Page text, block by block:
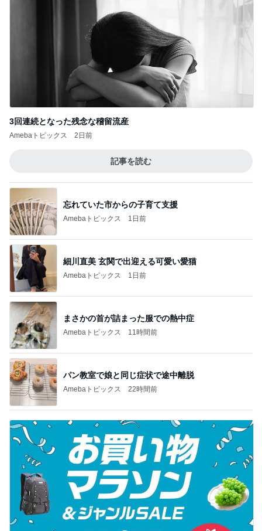
3回連続となった残念な稽留流産
Amebaトピックス 2日前
記事を読む
忘れていた市からの子育て支援
Amebaトピックス 1日前
細川直美 玄関で出迎える可愛い愛猫
Amebaトピックス 1日前
まさかの首が詰まった服での熱中症
Amebaトピックス 11時間前
パン教室で娘と同じ症状で途中離脱
Amebaトピックス 22時間前